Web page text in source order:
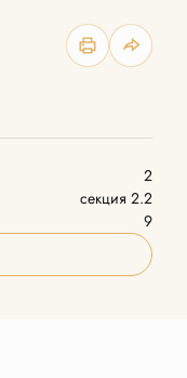
2
секция 2.2
9